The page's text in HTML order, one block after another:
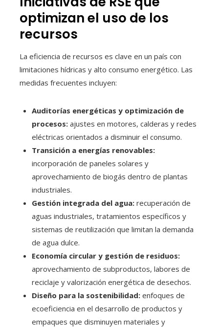
optimizan el uso de los
recursos
La eficiencia de recursos es clave en un país con
limitaciones hídricas y alto consumo energético. Las
medidas frecuentes incluyen:
Auditorías energéticas y optimización de
procesos: ajustes en motores, calderas y redes
eléctricas orientados a disminuir el consumo.
Transición a energías renovables:
incorporación de paneles solares y
aprovechamiento de biogás dentro de plantas
industriales.
Gestión integrada del agua: recuperación de
aguas industriales, tratamientos específicos y
sistemas de reutilización que limitan la demanda
de agua dulce.
Economía circular y gestión de residuos:
aprovechamiento de subproductos, labores de
reciclaje y valorización energética de desechos.
Diseño para la sostenibilidad: enfoques de
ecoeficiencia en el desarrollo de productos y
empaques que disminuyen materiales y